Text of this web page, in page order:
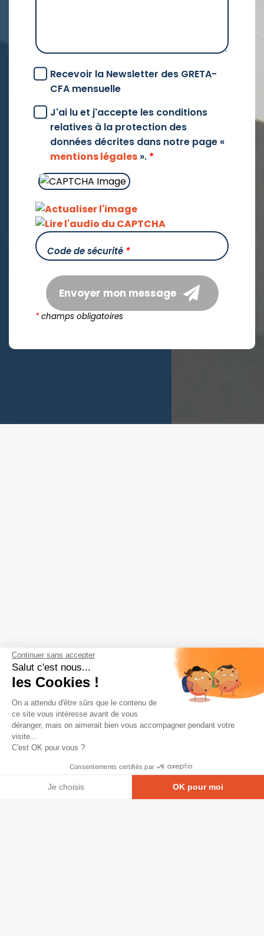
Recevoir la Newsletter des GRETA-
CFA mensuelle
J'ai lu et j'accepte les conditions
relatives à la protection des
données décrites dans notre page «
mentions légales ». *
Code de sécurité *
Envoyer mon message
*champs obligatoires
Continuer sans accepter
Salut c'est nous...
les Cookies !
On a attendu d'être sûrs que le contenu de
ce site vous intéresse avant de vous
déranger, mais on aimerait bien vous accompagner pendant votre
visite...
C'est OK pour vous ?
Consentements certifiés par
Je choisis OK pour moi